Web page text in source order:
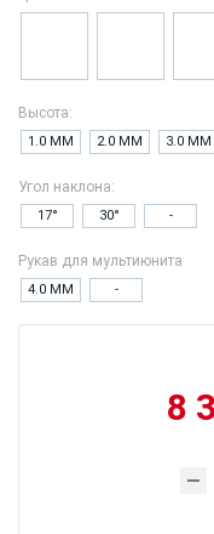
Высота:
1.0 ММ 2.0 ММ 3.0 ММ
Угол наклона:
17° 30° -
Рукав для мультиюнита
4.0 ММ -
8